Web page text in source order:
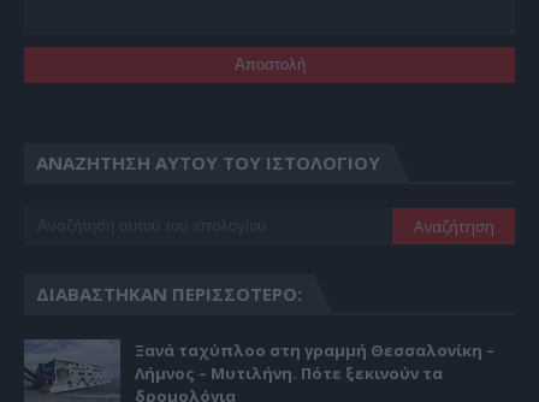
ΑΝΑΖΉΤΗΣΗ ΑΥΤΟΎ ΤΟΥ ΙΣΤΟΛΟΓΊΟΥ
ΔΙΑΒΆΣΤΗΚΑΝ ΠΕΡΙΣΣΌΤΕΡΟ:
Ξανά ταχύπλοο στη γραμμή Θεσσαλονίκη –
Λήμνος – Μυτιλήνη. Πότε ξεκινούν τα
δρομολόγια